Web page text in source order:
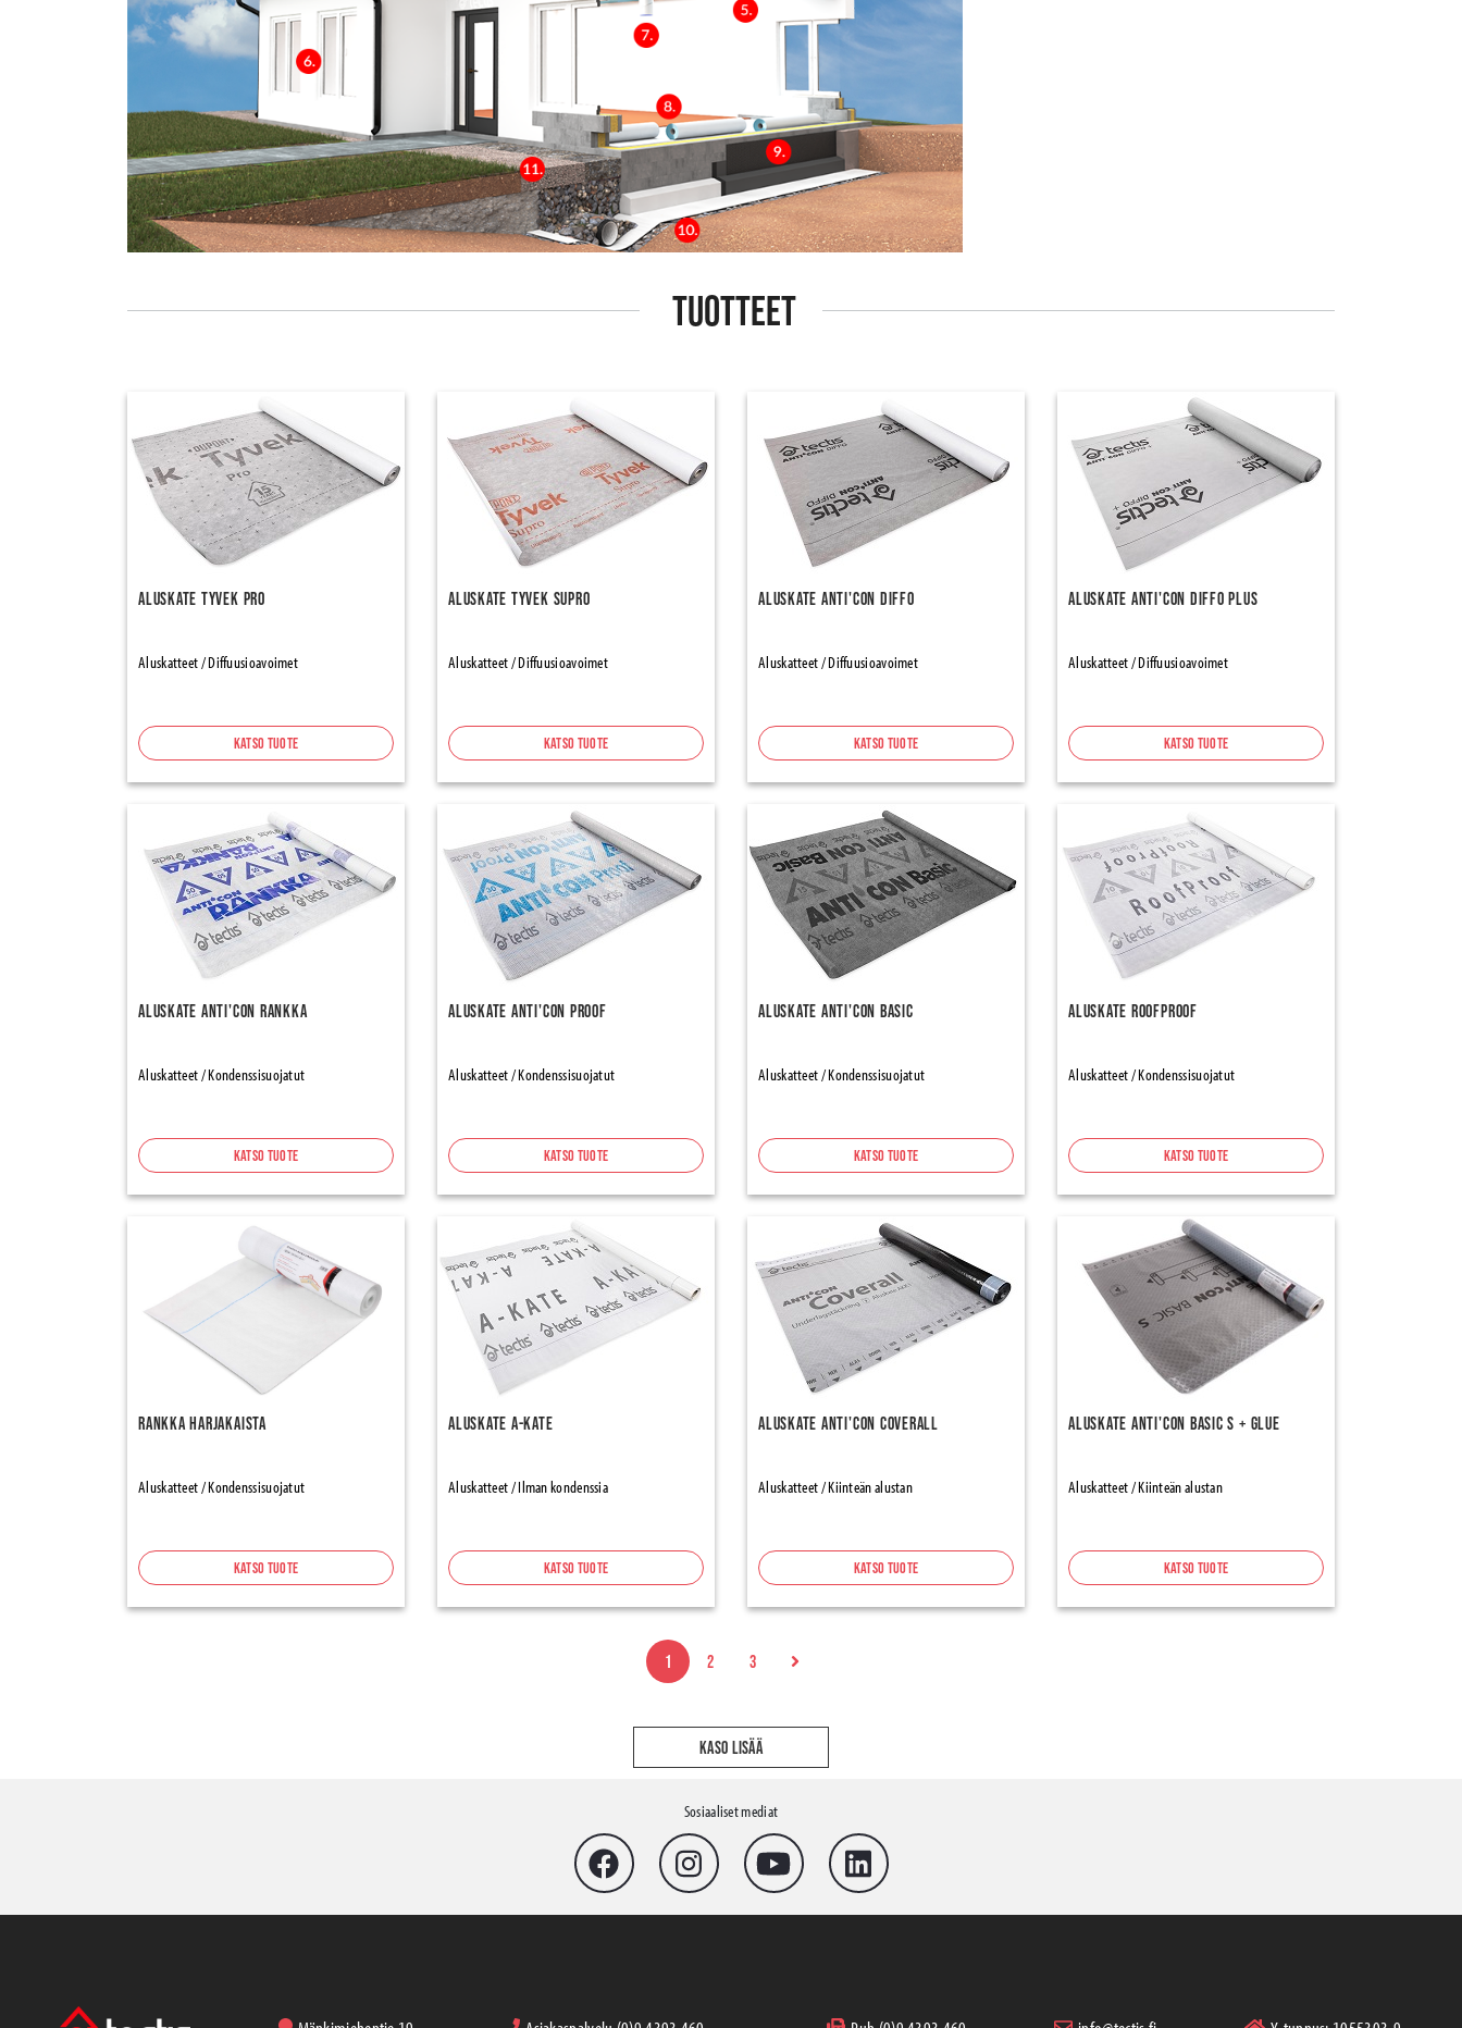
TUOTTEET
Aluskate Tyvek Pro
Aluskatteet / Diffuusioavoimet
Katso tuote
Aluskate Tyvek Supro
Aluskatteet / Diffuusioavoimet
Katso tuote
Aluskate Anti'con Diffo
Aluskatteet / Diffuusioavoimet
Katso tuote
Aluskate Anti'con Diffo Plus
Aluskatteet / Diffuusioavoimet
Katso tuote
Aluskate Anti'con Rankka
Aluskatteet / Kondenssisuojatut
Katso tuote
Aluskate Anti'con Proof
Aluskatteet / Kondenssisuojatut
Katso tuote
Aluskate Anti'con Basic
Aluskatteet / Kondenssisuojatut
Katso tuote
Aluskate RoofProof
Aluskatteet / Kondenssisuojatut
Katso tuote
Rankka Harjakaista
Aluskatteet / Kondenssisuojatut
Katso tuote
Aluskate A-Kate
Aluskatteet / Ilman kondenssia
Katso tuote
Aluskate Anti'con Coverall
Aluskatteet / Kiinteän alustan
Katso tuote
Aluskate Anti'con Basic S + Glue
Aluskatteet / Kiinteän alustan
Katso tuote
1 2 3
KASO LISÄÄ
Sosiaaliset mediat